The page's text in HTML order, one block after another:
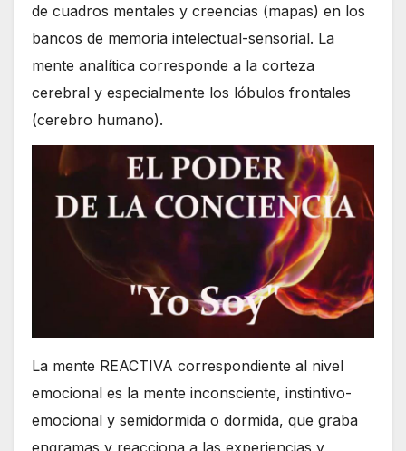
de cuadros mentales y creencias (mapas) en los
bancos de memoria intelectual-sensorial. La
mente analítica corresponde a la corteza
cerebral y especialmente los lóbulos frontales
(cerebro humano).
La mente REACTIVA correspondiente al nivel
emocional es la mente inconsciente, instintivo-
emocional y semidormida o dormida, que graba